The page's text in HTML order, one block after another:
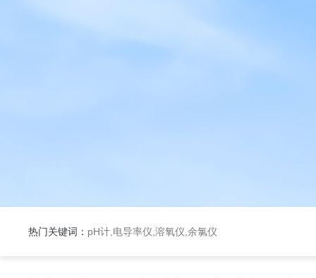
热门关键词： pH计,电导率仪,溶氧仪,余氯仪